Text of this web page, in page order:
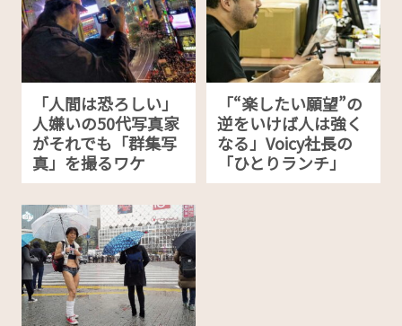
「人間は恐ろしい」
人嫌いの50代写真家
がそれでも「群集写
真」を撮るワケ
「“楽したい願望”の
逆をいけば人は強く
なる」Voicy社長の
「ひとりランチ」